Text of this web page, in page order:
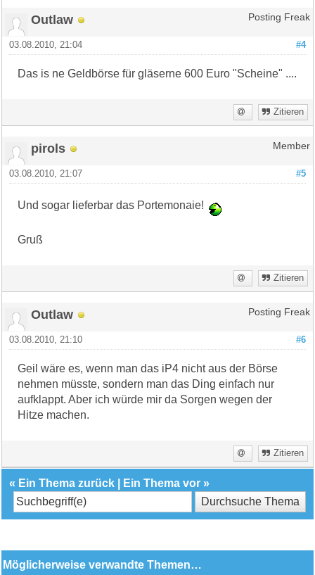
Outlaw Posting Freak
#4
03.08.2010, 21:04
Das is ne Geldbörse für gläserne 600 Euro "Scheine" ....
Zitieren
pirols Member
#5
03.08.2010, 21:07
Und sogar lieferbar das Portemonaie!
Gruß
Zitieren
Outlaw Posting Freak
#6
03.08.2010, 21:10
Geil wäre es, wenn man das iP4 nicht aus der Börse
nehmen müsste, sondern man das Ding einfach nur
aufklappt. Aber ich würde mir da Sorgen wegen der
Hitze machen.
Zitieren
« Ein Thema zurück Ein Thema vor »
Möglicherweise verwandte Themen…